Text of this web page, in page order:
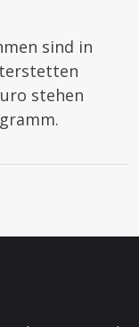
sind in
stehen